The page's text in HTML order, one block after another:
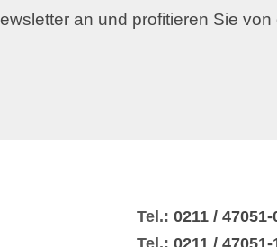
an und profitieren Sie von
Tel.: 0211 / 47051-
Tel.: 0211 / 47051-